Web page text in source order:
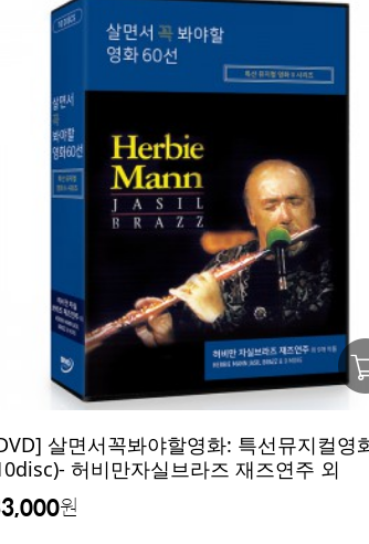
살면서꼭봐야할영화: 특선뮤지컬영
허비만자실브라즈 재즈연주 외
원